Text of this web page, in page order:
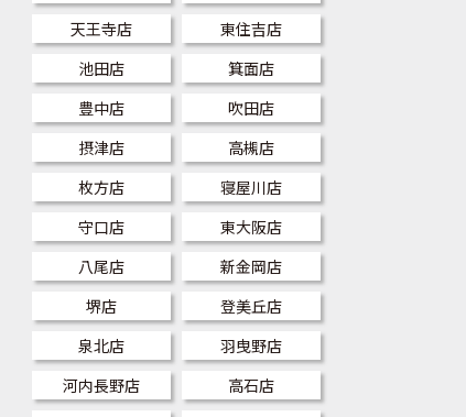
天王寺店
東住吉店
池田店
箕面店
豊中店
吹田店
摂津店
高槻店
枚方店
寝屋川店
守口店
東大阪店
八尾店
新金岡店
堺店
登美丘店
泉北店
羽曳野店
河内長野店
高石店